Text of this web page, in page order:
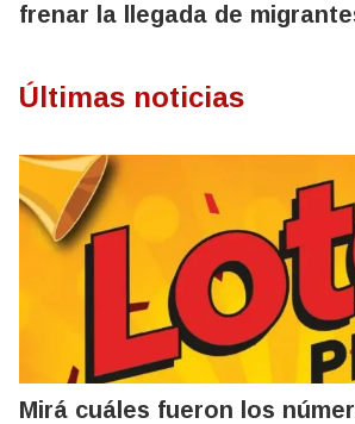
frenar la llegada de
Últimas noticias
Mirá cuáles fueron los